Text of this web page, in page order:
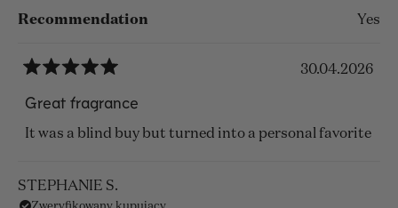
Recommendation Yes
na
5
z
5
30.04.2026
Great fragrance
It was a blind buy but turned into a personal favorite
STEPHANIE S.